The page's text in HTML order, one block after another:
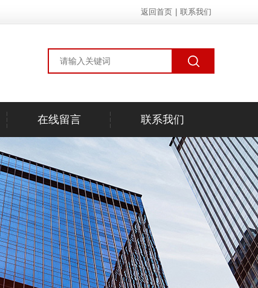
返回首页 联系我们
在线留言 联系我们